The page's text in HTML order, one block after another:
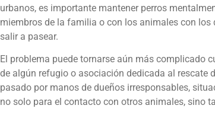
urbanos, es importante mantener perros
miembros de la familia o con los animales con
salir a pasear.
El problema puede tornarse aún más complicado
de algún refugio o asociación dedicada al rescate
pasado por manos de dueños irresponsables,
no solo para el contacto con otros animales, sino